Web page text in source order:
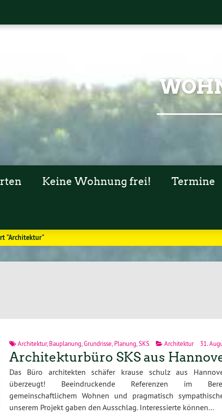
Keine Wohnung frei! Termine
"Architektur"
Architektur, Bauplanung Grundrisse Planung SKS Architektur 31.
Architekturbüro SKS aus
Das Büro architekten schäfer krause schulz aus
überzeugt! Beeindruckende Referenzen im
gemeinschaftlichem Wohnen und pragmatisch
unserem Projekt gaben den Ausschlag. Interessierte können…